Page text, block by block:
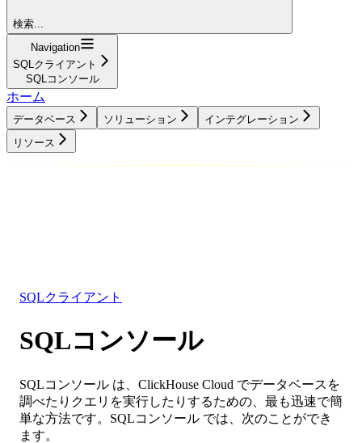
検索...
Navigation
SQLクライアント
SQLコンソール
ホーム
データベース ソリューション
インテグレーション
リソース
SQLクライアント
SQLコンソール
SQLコンソール は、ClickHouse Cloud でデータベースを
調べたりクエリを実行したりするための、最も迅速で簡
単な方法です。SQLコンソール では、次のことができ
ます。